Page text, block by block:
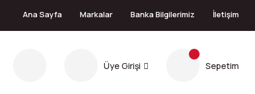
Ana Sayfa Markalar Banka Bilgilerimiz İletişim
Üye Girişi Sepetim